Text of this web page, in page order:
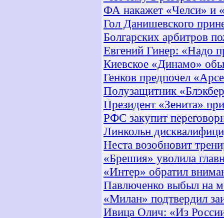
ФА накажет «Челси» и
Гол Данишевского
Болгарских арбитров
Евгений Гинер: «Надо
Киевское «Динамо»
Генков предпочел
Полузащитник
Президент «Зенита»
РФС закупит
Линкольн
Неста возобновит
«Брешия» уволила
«Интер» обратил
Павлюченко выбыл на
«Милан» подтвердил
Ивица Олич: «Из